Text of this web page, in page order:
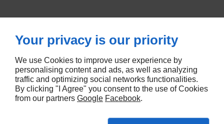
RUE DE METZ57580LEMUD
5 RUE DES CHENES 67670MOMMENHEIM
Your privacy is our priority
We use Cookies to improve user experience by
personalising content and ads, as well as analyzing
traffic and optimizing social networks functionalities.
By clicking "I Agree" you consent to the use of Cookies
from our partners Google Facebook.